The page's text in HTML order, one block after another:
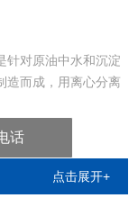
针对原油中水和沉淀
造而成，用离心分离
话
点击展开+